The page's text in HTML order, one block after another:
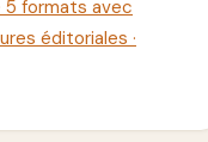
5 formats avec
éditoriales ·